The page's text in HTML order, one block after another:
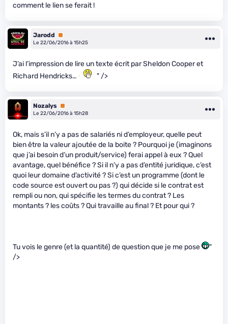
comment le lien se ferait !
Jarodd
Premium
Le 22/06/2016 à 15h25
J’ai l’impression de lire un texte écrit par Sheldon Cooper et
Richard Hendricks…
" />
Nozalys Premium
Le 22/06/2016 à 15h28
Ok, mais s’il n’y a pas de salariés ni d’employeur, quelle peut
bien être la valeur ajoutée de la boite ? Pourquoi je (imaginons
que j’ai besoin d’un produit/service) ferai appel à eux ? Quel
avantage, quel bénéfice ? Si il n’y a pas d’entité juridique, c’est
quoi leur domaine d’activité ? Si c’est un programme (dont le
code source est ouvert ou pas ?) qui décide si le contrat est
rempli ou non, qui spécifie les termes du contrat ? Les
montants ? les coûts ? Qui travaille au final ? Et pour qui ?
Tu vois le genre (et la quantité) de question que je me pose
"
/>